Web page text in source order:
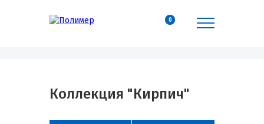
0
Коллекция "Кирпич"